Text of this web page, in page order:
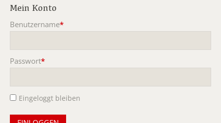
Mein Konto
Benutzername*
Passwort*
Eingeloggt bleiben